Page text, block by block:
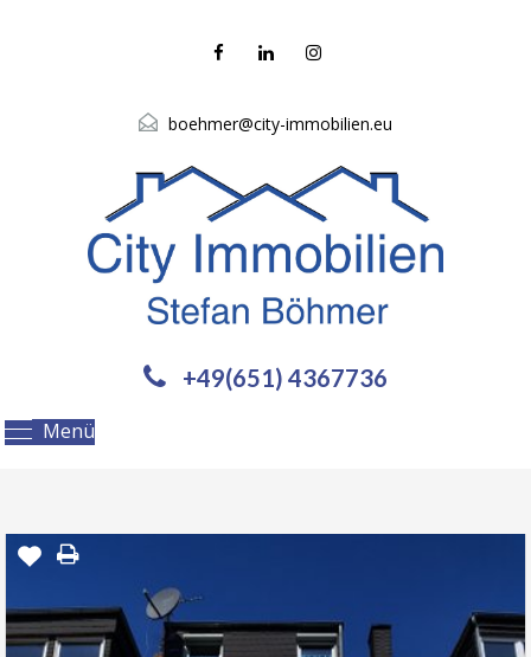
boehmer@city-immobilien.eu
Menü
+49(651) 4367736